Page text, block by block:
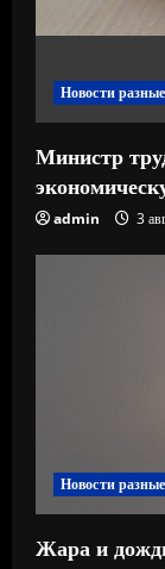
и
Новости разные
Министр
admin 3
Новости разные
Жара и